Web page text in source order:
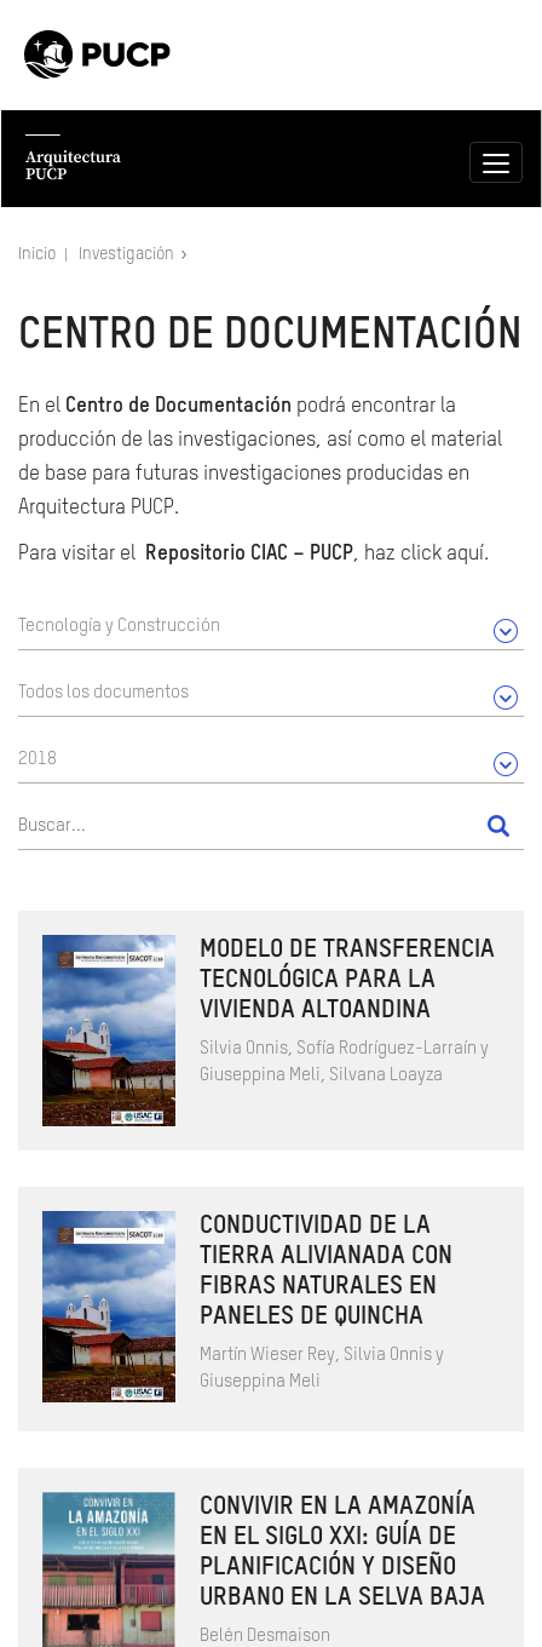
Inicio Investigación
CENTRO DE DOCUMENTACIÓN
En el Centro de Documentación podrá encontrar la
producción de las investigaciones, así como el material
de base para futuras investigaciones producidas en
Arquitectura PUCP.
Para visitar el Repositorio CIAC – PUCP, haz click aquí.
Tecnología y Construcción
Todos los documentos
2018
MODELO DE TRANSFERENCIA
TECNOLÓGICA PARA LA
VIVIENDA ALTOANDINA
Silvia Onnis, Sofía Rodríguez-Larraín y
Giuseppina Meli, Silvana Loayza
CONDUCTIVIDAD DE LA
TIERRA ALIVIANADA CON
FIBRAS NATURALES EN
PANELES DE QUINCHA
Martín Wieser Rey, Silvia Onnis y
Giuseppina Meli
CONVIVIR EN LA AMAZONÍA
EN EL SIGLO XXI: GUÍA DE
PLANIFICACIÓN Y DISEÑO
URBANO EN LA SELVA BAJA
Belén Desmaison